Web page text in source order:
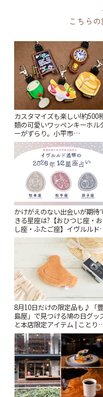
こちら
カスタマイズも楽しい!約500
類の可愛いワッペンキーホル
ーがずらり。小平市
「Kimamaya T&K」 | ことり
ぷ
かけがえのない出会いが期待
きる星座は?【おひつじ座・
し座・ふたご座】イヴルルド
華2026年の幕開け~New
8月10日だけの限定品も♪「豊
島屋」で見つける鳩の日グッ
と本店限定アイテム | ことり
ぷ